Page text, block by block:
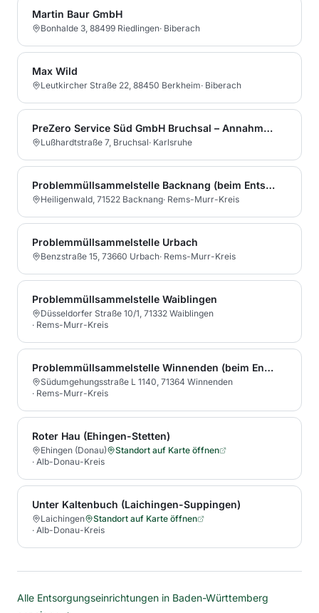
Martin Baur GmbH
Bonhalde 3, 88499 Riedlingen· Biberach
Max Wild
Leutkircher Straße 22, 88450 Berkheim· Biberach
PreZero Service Süd GmbH Bruchsal – Annahmestelle Elektrogeräte
Lußhardtstraße 7, Bruchsal· Karlsruhe
Problemmüllsammelstelle Backnang (beim Entsorgungszentrum Backnang-Steinbach)
Heiligenwald, 71522 Backnang· Rems-Murr-Kreis
Problemmüllsammelstelle Urbach
Benzstraße 15, 73660 Urbach· Rems-Murr-Kreis
Problemmüllsammelstelle Waiblingen
Düsseldorfer Straße 10/1, 71332 Waiblingen
· Rems-Murr-Kreis
Problemmüllsammelstelle Winnenden (beim Entsorgungszentrum Winnenden)
Südumgehungsstraße L 1140, 71364 Winnenden
· Rems-Murr-Kreis
Roter Hau (Ehingen-Stetten)
Ehingen (Donau)
Standort auf Karte öffnen
· Alb-Donau-Kreis
Unter Kaltenbuch (Laichingen-Suppingen)
Laichingen
Standort auf Karte öffnen
· Alb-Donau-Kreis
Alle Entsorgungseinrichtungen in Baden-Württemberg